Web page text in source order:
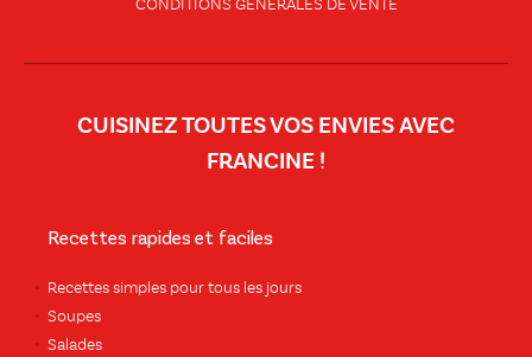
CONDITIONS GÉNÉRALES DE VENTE
CUISINEZ TOUTES VOS ENVIES AVEC
FRANCINE !
Recettes rapides et faciles
Recettes simples pour tous les jours
Soupes
Salades